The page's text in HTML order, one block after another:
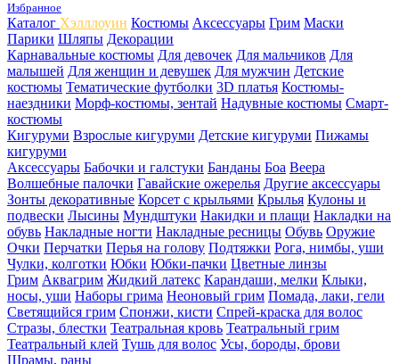
Избранное
Каталог Хэлллоуин Костюмы Аксессуары Грим Маски
Парики Шляпы Декорации
Карнавальные костюмы Для девочек Для мальчиков Для
малышей Для женщин и девушек Для мужчин Детские
костюмы Тематические футболки 3D платья Костюмы-
наездники Морф-костюмы, зентай Надувные костюмы Смарт-
костюмы
Кигуруми Взрослые кигуруми Детские кигуруми Пижамы
кигуруми
Аксессуары Бабочки и галстуки Банданы Боа Веера
Волшебные палочки Гавайские ожерелья Другие аксессуары
Зонты декоративные Корсет с крыльями Крылья Кулоны и
подвески Лысины Мундштуки Накидки и плащи Накладки на
обувь Накладные ногти Накладные ресницы Обувь Оружие
Очки Перчатки Перья на голову Подтяжки Рога, нимбы, уши
Чулки, колготки Юбки Юбки-пачки Цветные линзы
Грим Аквагрим Жидкий латекс Карандаши, мелки Клыки,
носы, уши Наборы грима Неоновый грим Помада, лаки, гели
Светящийся грим Спонжи, кисти Спрей-краска для волос
Стразы, блестки Театральная кровь Театральный грим
Театральный клей Тушь для волос Усы, бороды, брови
Шрамы, раны